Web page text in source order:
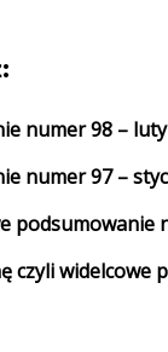
numer 98 –
numer 97 –
podsumowanie
czyli